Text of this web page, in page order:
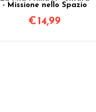
- Missione nello Spazio
€ 14,99